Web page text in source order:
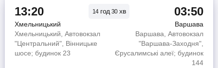
13:20 14 год 30 хв 03:50
Хмельницький
Варшава
Хмельницький, Автовокзал
"Центральний", Вінницьке
шосе; будинок 23
Варшава, Автовокзал
"Варшава-Заходня",
Єрусалимські алеї; будинок
144